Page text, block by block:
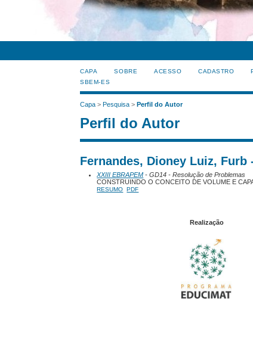
CAPA SOBRE ACESSO CADASTRO
SBEM-ES
Capa >Pesquisa >Perfil do Autor
Perfil do Autor
Fernandes, Dioney Luiz, Furb
XXIII EBRAPEM - GD14 - Resolução de Problemas
CONSTRUINDO O CONCEITO DE VOLUME E
RESUMO PDF
Realização